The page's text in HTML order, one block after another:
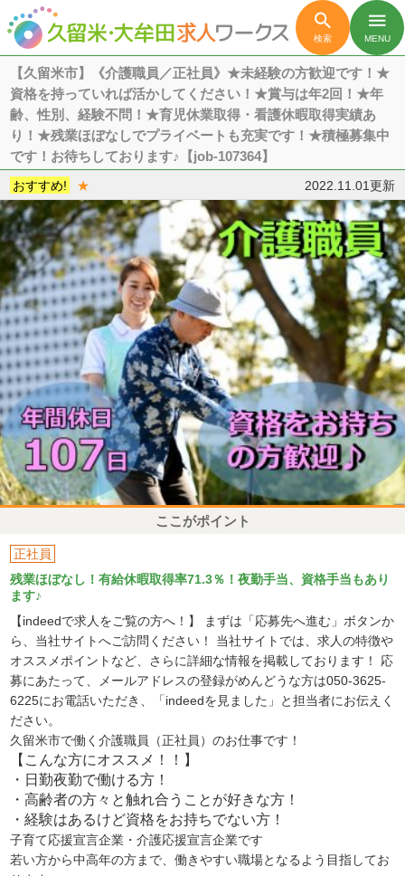

検索
menu
MENU
【久留米市】《介護職員／正社員》★未経験の方歓迎です！★
資格を持っていれば活かしてください！★賞与は年2回！★年
齢、性別、経験不問！★育児休業取得・看護休暇取得実績あ
り！★残業ほぼなしでプライベートも充実です！★積極募集中
です！お待ちしております♪【job-107364】
おすすめ! ★ 2022.11.01更新
ここがポイント
正社員
残業ほぼなし！有給休暇取得率71.3％！夜勤手当、資格手当もあり
ます♪
【indeedで求人をご覧の方へ！】 まずは「応募先へ進む」ボタンか
ら、当社サイトへご訪問ください！ 当社サイトでは、求人の特徴や
オススメポイントなど、さらに詳細な情報を掲載しております！ 応
募にあたって、メールアドレスの登録がめんどうな方は050-3625-
6225にお電話いただき、「indeedを見ました」と担当者にお伝えく
ださい。
久留米市で働く介護職員（正社員）のお仕事です！
【こんな方にオススメ！！】
・日勤夜勤で働ける方！
・高齢者の方々と触れ合うことが好きな方！
・経験はあるけど資格をお持ちでない方！
子育て応援宣言企業・介護応援宣言企業です
若い方から中高年の方まで、働きやすい職場となるよう目指してお